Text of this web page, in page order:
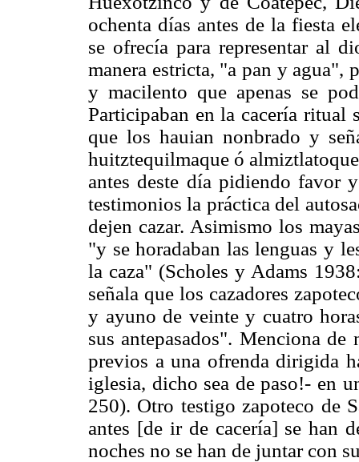
ochenta días antes de la fiesta
se ofrecía para representar al
manera estricta, "a pan y
y macilento que apenas se
Participaban en la cacería ritual
que los hauian nonbrado y
huitztequilmaque ó
antes deste día pidiendo favor
testimonios la práctica del
dejen cazar. Asimismo los
"y se horadaban las lenguas y
la caza" (Scholes y Adams
señala que los cazadores
y ayuno de veinte y cuatro
sus antepasados". Menciona
previos a una ofrenda dirigida
iglesia, dicho sea de paso!- en
250). Otro testigo zapoteco de
antes [de ir de cacería] se han
noches no se han de juntar con